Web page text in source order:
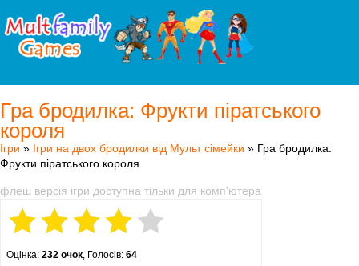
Гра бродилка: Фрукти піратського
короля
Ігри » Ігри на двох бродилки від Мульт сімейки » Гра бродилка:
Фрукти піратського короля
флеш версія ігри доступна тільки для комп'ютера
Оцінка: 232 очок, Голосів: 64